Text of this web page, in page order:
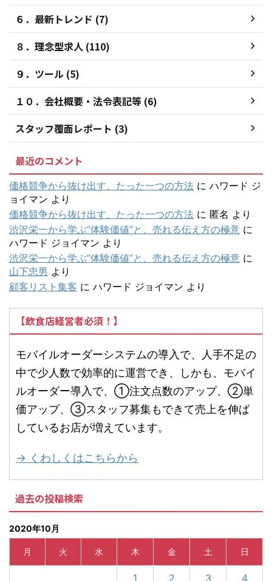
６．最新トレンド (7)
８．理念型求人 (110)
９．ツール (5)
１０．会社概要・法令表記等 (6)
スタッフ覆面レポート (3)
最近のコメント
価格競争から抜け出す、たった一つの方法 に ハワード ジ
ョイマン より
価格競争から抜け出す、たった一つの方法 に 匿名 より
渋沢栄一から学ぶ“体験価値”と、売れる伝え方の極意 に
ハワード ジョイマン より
渋沢栄一から学ぶ“体験価値”と、売れる伝え方の極意 に
山下忠男 より
顧客リスト集客 に ハワード ジョイマン より
【飲食店経営者必須！】
モバイルオーダーシステムの導入で、人手不足の
中で少人数で効率的に運営でき、しかも、モバイ
ルオーダー導入で、①注文点数のアップ、②単
価アップ、③スタッフ募集もできて売上を伸ば
しているお店が増えています。
→ くわしくはこちらから
過去の投稿検索
2020年10月
月 火 水 木 金 土 日
1 2 3 4